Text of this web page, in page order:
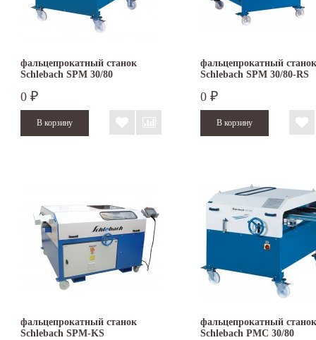
фальцепрокатный станок
Schlebach SPM 30/80
0 ₽
фальцепрокатный станок
Schlebach SPM 30/80-RS
0 ₽
фальцепрокатный станок
Schlebach SPM-KS
фальцепрокатный станок
Schlebach PMC 30/80